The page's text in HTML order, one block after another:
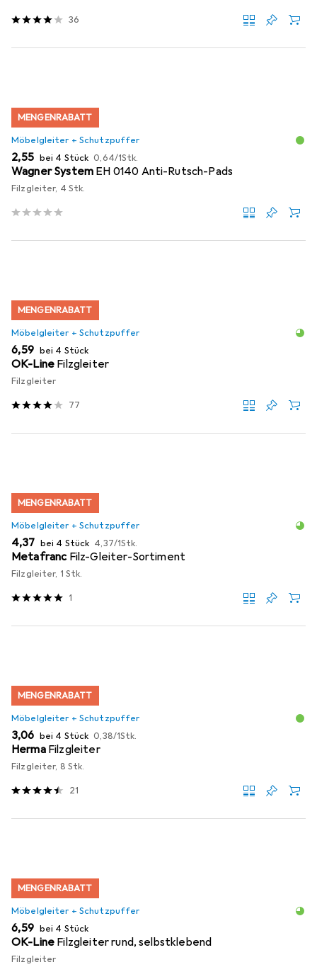
36
MENGENRABATT
Möbelgleiter + Schutzpuffer
EUR
2,55 bei 4 Stück EUR
0,64/1Stk.
Wagner System EH 0140 Anti-Rutsch-Pads
Filzgleiter, 4 Stk.
MENGENRABATT
Möbelgleiter + Schutzpuffer
EUR
6,59 bei 4 Stück
OK-Line Filzgleiter
Filzgleiter
77
MENGENRABATT
Möbelgleiter + Schutzpuffer
EUR
4,37 bei 4 Stück EUR
4,37/1Stk.
Metafranc Filz-Gleiter-Sortiment
Filzgleiter, 1 Stk.
1
MENGENRABATT
Möbelgleiter + Schutzpuffer
EUR
3,06 bei 4 Stück EUR
0,38/1Stk.
Herma Filzgleiter
Filzgleiter, 8 Stk.
21
MENGENRABATT
Möbelgleiter + Schutzpuffer
EUR
6,59 bei 4 Stück
OK-Line Filzgleiter rund, selbstklebend
Filzgleiter